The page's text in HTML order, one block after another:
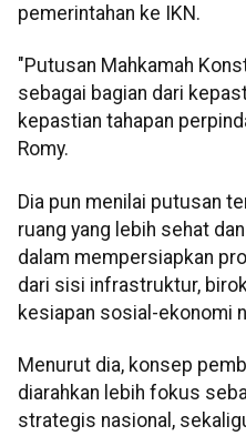
pemerintahan ke IKN.
"Putusan Mahkamah
sebagai bagian dari
kepastian tahapan
Romy.
Dia pun menilai putusan
ruang yang lebih sehat
dalam mempersiapkan
dari sisi infrastruktur,
kesiapan sosial-ekonomi
Menurut dia, konsep
diarahkan lebih fokus
strategis nasional,